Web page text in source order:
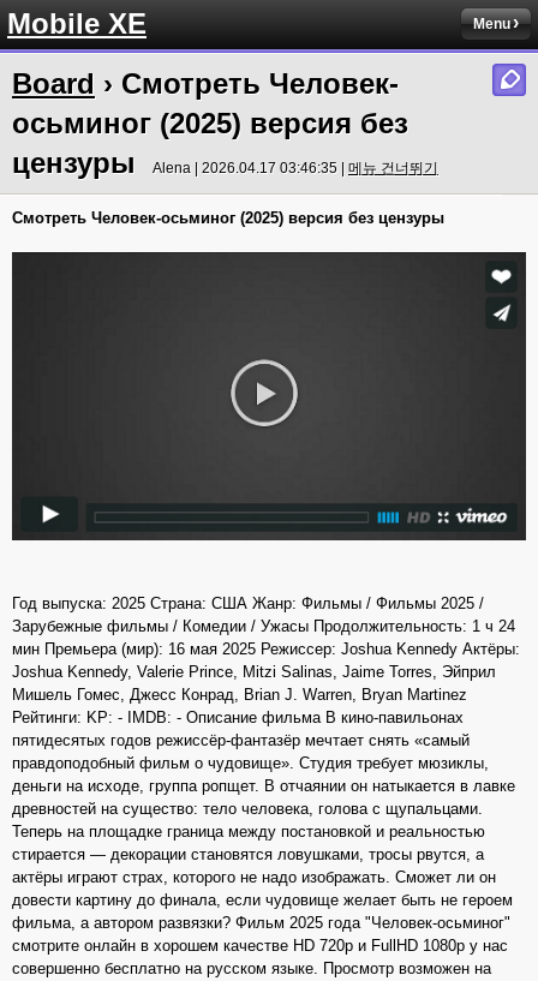
Mobile XE Menu
Board › Смотреть Человек-
осьминог (2025) версия без
цензуры
Alena | 2026.04.17 03:46:35 | 메뉴 건너뛰기
Смотреть Человек-осьминог (2025) версия без цензуры
Год выпуска: 2025 Страна: США Жанр: Фильмы / Фильмы 2025 /
Зарубежные фильмы / Комедии / Ужасы Продолжительность: 1 ч 24
мин Премьера (мир): 16 мая 2025 Режиссер: Joshua Kennedy Актёры:
Joshua Kennedy, Valerie Prince, Mitzi Salinas, Jaime Torres, Эйприл
Мишель Гомес, Джесс Конрад, Brian J. Warren, Bryan Martinez
Рейтинги: KP: - IMDB: - Описание фильма В кино-павильонах
пятидесятых годов режиссёр-фантазёр мечтает снять «самый
правдоподобный фильм о чудовище». Студия требует мюзиклы,
деньги на исходе, группа ропщет. В отчаянии он натыкается в лавке
древностей на существо: тело человека, голова с щупальцами.
Теперь на площадке граница между постановкой и реальностью
стирается — декорации становятся ловушками, тросы рвутся, а
актёры играют страх, которого не надо изображать. Сможет ли он
довести картину до финала, если чудовище желает быть не героем
фильма, а автором развязки? Фильм 2025 года "Человек-осьминог"
смотрите онлайн в хорошем качестве HD 720p и FullHD 1080p у нас
совершенно бесплатно на русском языке. Просмотр возможен на